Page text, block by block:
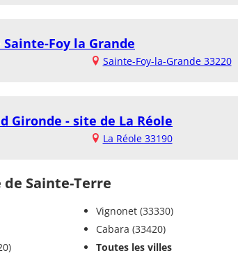
Foy la Grande
Sainte-Foy-la-Grande 33220
Gironde - site de La Réole
La Réole 33190
Sainte-Terre
Vignonet (33330)
Cabara (33420)
Toutes les villes